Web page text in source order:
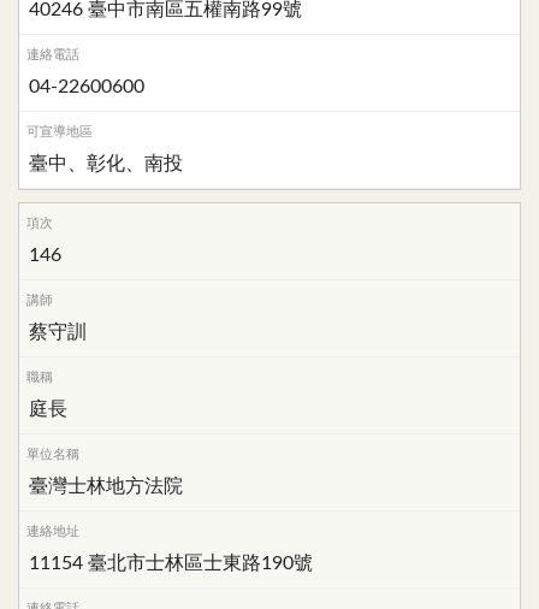
40246 臺中市南區五權南路99號
04-22600600
臺中、彰化、南投
146
蔡守訓
庭長
臺灣士林地方法院
11154 臺北市士林區士東路190號